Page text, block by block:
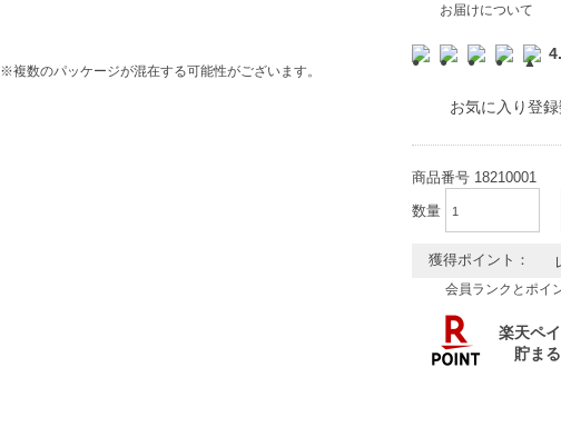
※複数のパッケージが混在する可能性がございます。
お届けについて
お気に入り登
商品番号 18210001
数量
獲得ポイント：
会員ランクとポイ